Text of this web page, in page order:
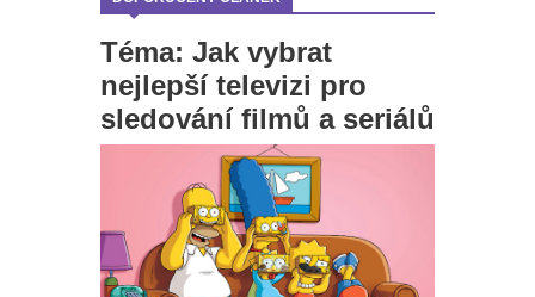
Téma: Jak vybrat
nejlepší televizi pro
sledování filmů a seriálů